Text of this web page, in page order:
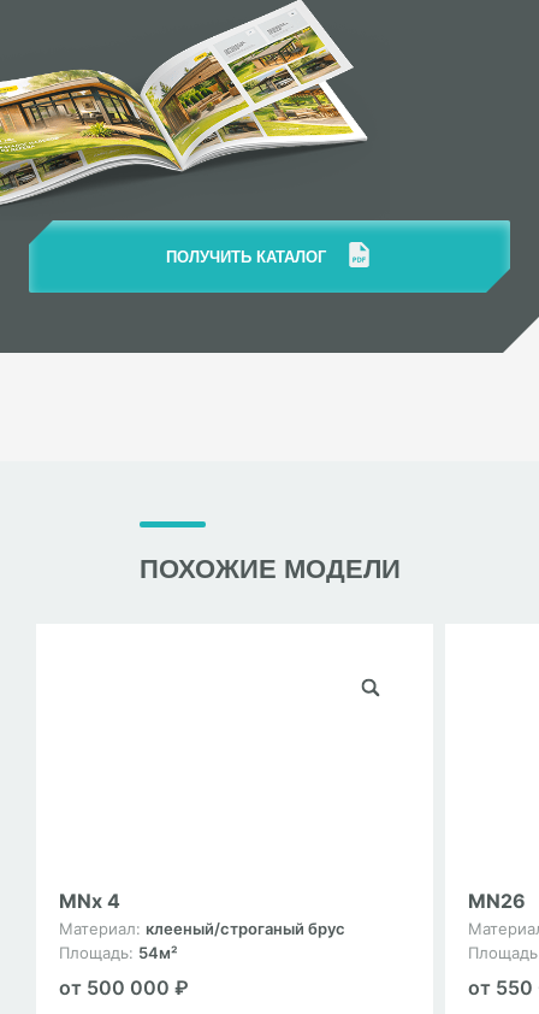
ПОЛУЧИТЬ КАТАЛОГ
ПОХОЖИЕ МОДЕЛИ
MNx 4
Материал: клееный/строганый брус
Площадь: 54м²
от 500 000 ₽
MN26
от